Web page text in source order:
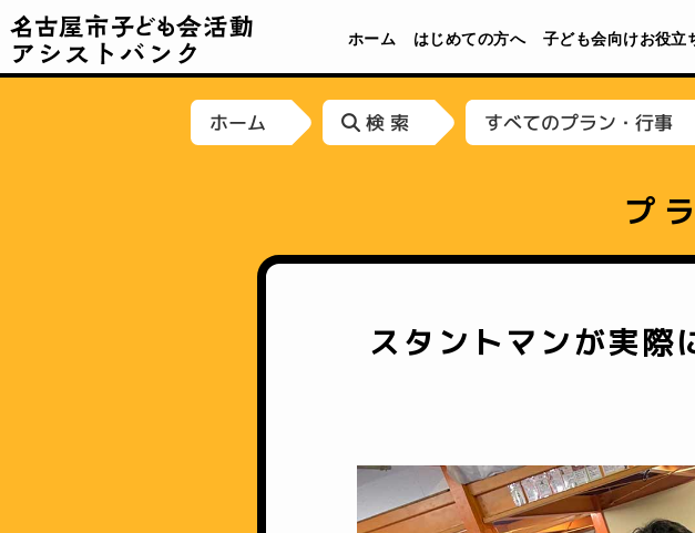
ホーム はじめての方へ 子ども会向けお役立
ホーム 検 索 すべてのプラン・行事
プ
スタントマンが実際